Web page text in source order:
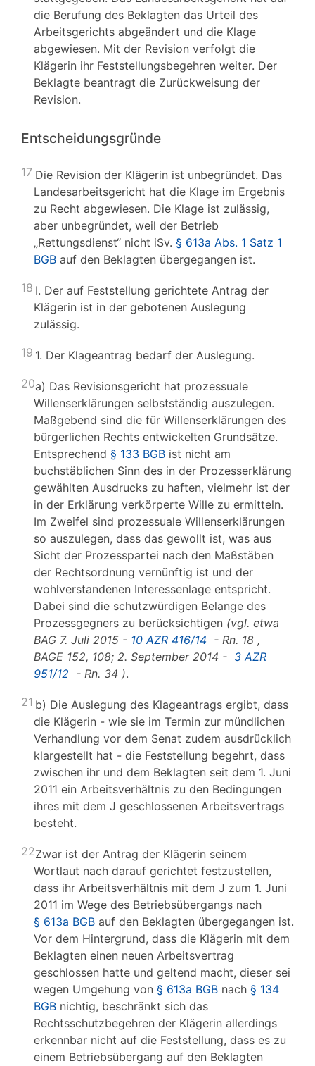
die Berufung des Beklagten das Urteil des
Arbeitsgerichts abgeändert und die Klage
abgewiesen. Mit der Revision verfolgt die
Klägerin ihr Feststellungsbegehren weiter. Der
Beklagte beantragt die Zurückweisung der
Revision.
Entscheidungsgründe
17 Die Revision der Klägerin ist unbegründet. Das
Landesarbeitsgericht hat die Klage im Ergebnis
zu Recht abgewiesen. Die Klage ist zulässig,
aber unbegründet, weil der Betrieb
„Rettungsdienst“ nicht iSv. § 613a Abs. 1 Satz 1
BGB auf den Beklagten übergegangen ist.
18 I. Der auf Feststellung gerichtete Antrag der
Klägerin ist in der gebotenen Auslegung
zulässig.
19 1. Der Klageantrag bedarf der Auslegung.
20a) Das Revisionsgericht hat prozessuale
Willenserklärungen selbstständig auszulegen.
Maßgebend sind die für Willenserklärungen des
bürgerlichen Rechts entwickelten Grundsätze.
Entsprechend § 133 BGB ist nicht am
buchstäblichen Sinn des in der Prozesserklärung
gewählten Ausdrucks zu haften, vielmehr ist der
in der Erklärung verkörperte Wille zu ermitteln.
Im Zweifel sind prozessuale Willenserklärungen
so auszulegen, dass das gewollt ist, was aus
Sicht der Prozesspartei nach den Maßstäben
der Rechtsordnung vernünftig ist und der
wohlverstandenen Interessenlage entspricht.
Dabei sind die schutzwürdigen Belange des
Prozessgegners zu berücksichtigen (vgl. etwa
BAG 7. Juli 2015 - 10 AZR 416/14 - Rn. 18 ,
BAGE 152, 108; 2. September 2014 - 3 AZR
951/12 - Rn. 34 ).
21 b) Die Auslegung des Klageantrags ergibt, dass
die Klägerin - wie sie im Termin zur mündlichen
Verhandlung vor dem Senat zudem ausdrücklich
klargestellt hat - die Feststellung begehrt, dass
zwischen ihr und dem Beklagten seit dem 1. Juni
2011 ein Arbeitsverhältnis zu den Bedingungen
ihres mit dem J geschlossenen Arbeitsvertrags
besteht.
22Zwar ist der Antrag der Klägerin seinem
Wortlaut nach darauf gerichtet festzustellen,
dass ihr Arbeitsverhältnis mit dem J zum 1. Juni
2011 im Wege des Betriebsübergangs nach
§ 613a BGB auf den Beklagten übergegangen ist.
Vor dem Hintergrund, dass die Klägerin mit dem
Beklagten einen neuen Arbeitsvertrag
geschlossen hatte und geltend macht, dieser sei
wegen Umgehung von § 613a BGB nach § 134
BGB nichtig, beschränkt sich das
Rechtsschutzbegehren der Klägerin allerdings
erkennbar nicht auf die Feststellung, dass es zu
einem Betriebsübergang auf den Beklagten